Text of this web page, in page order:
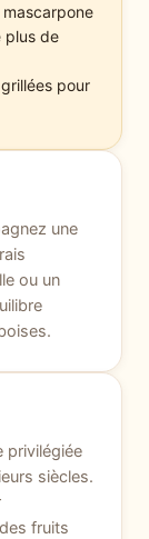
plus de
pour
une
ou un
privilégiée
siècles.
fruits